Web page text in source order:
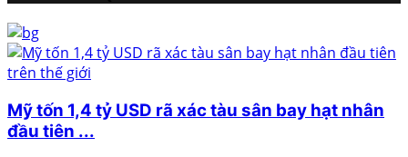
Mỹ tốn 1,4 tỷ USD rã xác tàu sân bay hạt nhân
đầu tiên ...